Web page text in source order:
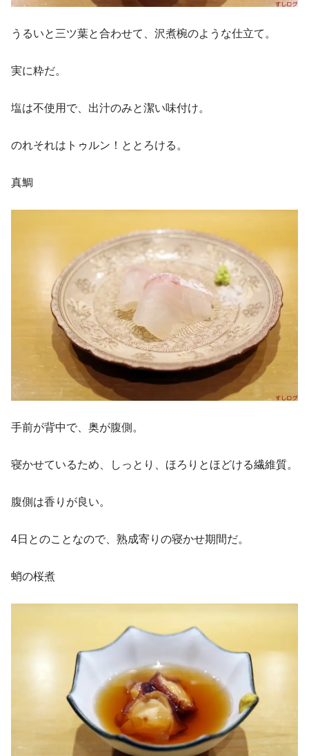
うるいと三ツ葉と合わせて、沢煮椀のような仕立て。
実に粋だ。
塩は不使用で、出汁のみと潔い味付け。
のれそれはトゥルン！ととろける。
真鯛
手前が背中で、奥が腹側。
寝かせているため、しっとり、ほろりとほどける繊維質。
腹側は香りが良い。
4日とのことなので、熟成寄りの寝かせ期間だ。
蛸の桜煮